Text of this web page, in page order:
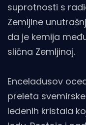
suprotnosti s
Zemljine
da je kemija
slična Zemljinoj.
Enceladusov
preleta
ledenih kristala